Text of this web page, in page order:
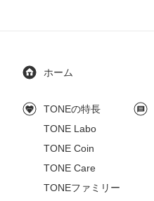
ホーム
TONEの特長
TONE Labo
TONE Coin
TONE Care
TONEファミリー